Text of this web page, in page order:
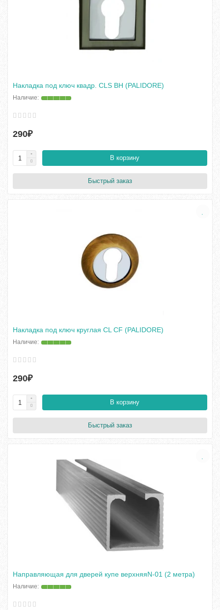
Накладка под ключ квадр. CLS BH (PALIDORE)
290₽
В корзину
Быстрый заказ
Накладка под ключ круглая CL CF (PALIDORE)
290₽
В корзину
Быстрый заказ
Направляющая для дверей купе верхняяN-01 (2 метра)